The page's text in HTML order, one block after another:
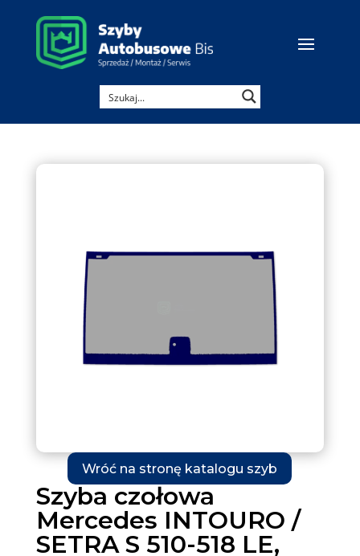
Wróć na stronę katalogu szyb
Szyba czołowa
Mercedes INTOURO /
SETRA S 510-518 LE,